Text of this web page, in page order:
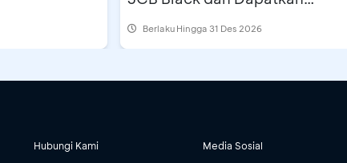
Cashback Rp500 Ribu
Berlaku Hingga 31 Des 2026
Hubungi Kami Media Sosial